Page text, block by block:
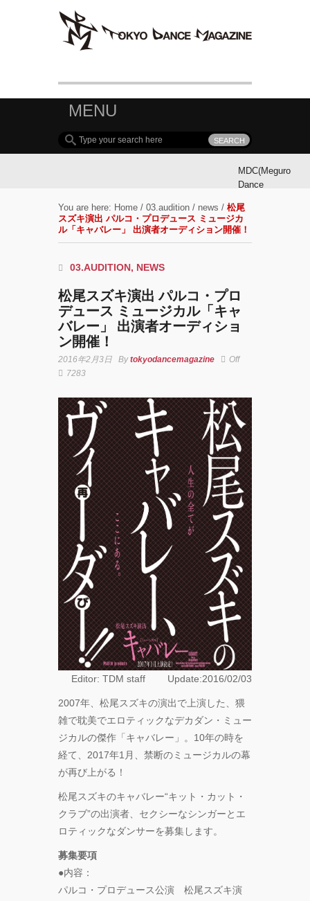
MENU
MDC(Meguro
Dance
参加ダンサ
ー募集！
開催!!
&小栗
基裕
(s**t
kingz)
出
演！
KAAT
神奈川
芸術劇
場『未
練の幽
霊と怪
物
―「珊
瑚」
「円山
町」
―』
“心が動く瞬
間”を集めて。
120人で過去最
高に挑むダン
ス公演
『ANTENNA』
Produced by
梅田宏明＋
Somatic
sensorial」
You are here: Home / 03.audition / news / 松尾
スズキ演出 パルコ・プロデュース ミュージカ
ル「キャバレー」 出演者オーディション開催！
03.AUDITION, NEWS
松尾スズキ演出 パルコ・プロ
デュース ミュージカル「キャ
バレー」 出演者オーディショ
ン開催！
2016年2月3日 Bytokyodancemagazine
Off
7283
Editor: TDM staff Update:2016/02/03
2007年、松尾スズキの演出で上演した、猥
雑で耽美でエロティックなデカダン・ミュー
ジカルの傑作「キャバレー」。10年の時を
経て、2017年1月、禁断のミュージカルの幕
が再び上がる！
松尾スズキのキャバレー“キット・カット・
クラブ”の出演者、セクシーなシンガーとエ
ロティックなダンサーを募集します。
募集要項
●内容：
パルコ・プロデュース公演 松尾スズキ演